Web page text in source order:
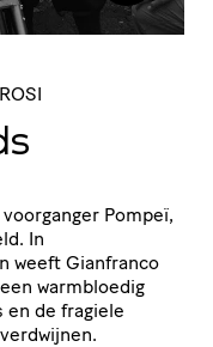
Pompeï,
In
weeft Gianfranco
warmbloedig
en de fragiele